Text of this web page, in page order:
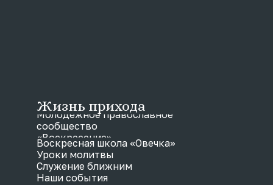
Жизнь прихода
Молодежное православное
сообщество
«Воскресение»
Воскресная школа «Овечка»
Уроки молитвы
Служение ближним
Наши события